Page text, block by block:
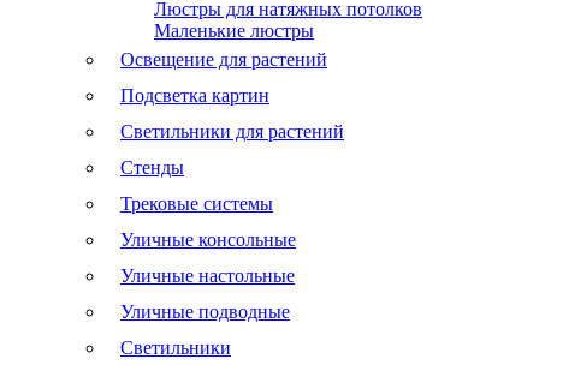
Люстры для натяжных потолков
Маленькие люстры
Освещение для растений
Подсветка картин
Светильники для растений
Стенды
Трековые системы
Уличные консольные
Уличные настольные
Уличные подводные
Светильники